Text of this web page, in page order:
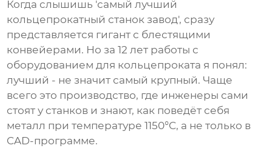
Когда слышишь 'самый лучший
кольцепрокатный станок завод', сразу
представляется гигант с блестящими
конвейерами. Но за 12 лет работы с
оборудованием для кольцепроката я понял:
лучший - не значит самый крупный. Чаще
всего это производство, где инженеры сами
стоят у станков и знают, как поведёт себя
металл при температуре 1150°C, а не только в
CAD-программе.